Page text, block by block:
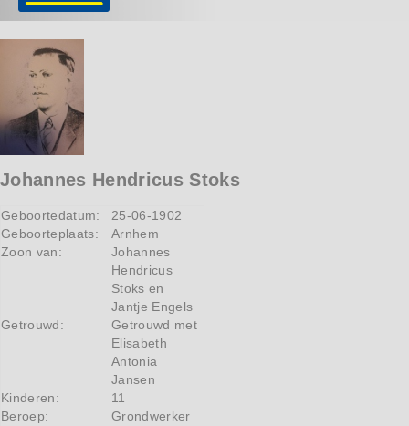
Johannes Hendricus Stoks
Geboortedatum:
25-06-1902
Geboorteplaats:
Arnhem
Zoon van:
Johannes
Hendricus
Stoks en
Jantje Engels
Getrouwd:
Getrouwd met
Elisabeth
Antonia
Jansen
Kinderen:
11
Beroep:
Grondwerker